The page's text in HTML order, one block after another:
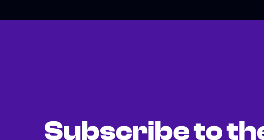
Subscribe to